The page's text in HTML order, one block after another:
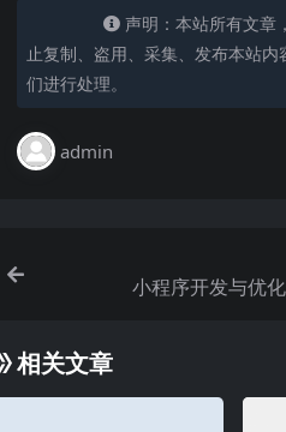
声明：本站所有文章
止复制、盗用、采集、发布本站
们进行处理。
admin
小程序开发与优
相关文章